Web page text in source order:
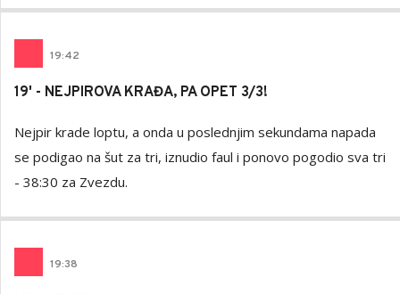
19:42
19' - NEJPIROVA KRAĐA, PA OPET 3/3!
Nejpir krade loptu, a onda u poslednjim sekundama napada
se podigao na šut za tri, iznudio faul i ponovo pogodio sva tri
- 38:30 za Zvezdu.
19:38